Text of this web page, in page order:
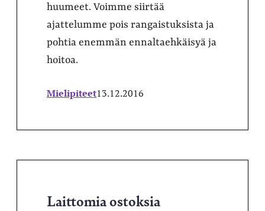
huumeet. Voimme siirtää
ajattelumme pois rangaistuksista ja
pohtia enemmän ennaltaehkäisyä ja
hoitoa.
Mielipiteet13.12.2016
Laittomia ostoksia